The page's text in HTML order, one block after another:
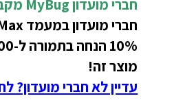
מוצר זה!
עדיין לא חברי מועדון?